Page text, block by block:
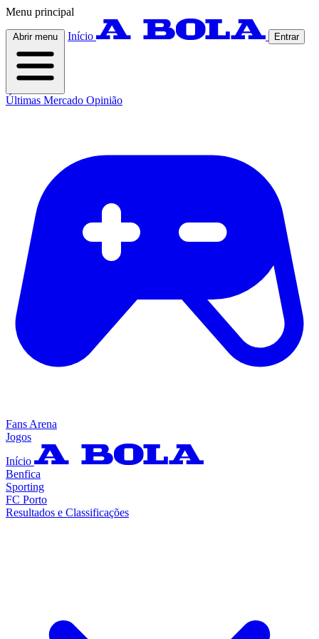
Menu principal
Abrir menu Início Entrar
Últimas Mercado Opinião
Fans Arena
Jogos
Início
Benfica
Sporting
FC Porto
Resultados e Classificações